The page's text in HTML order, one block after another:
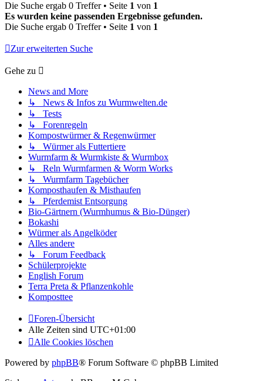
Die Suche ergab 0 Treffer • Seite 1 von 1
Es wurden keine passenden Ergebnisse gefunden.
Die Suche ergab 0 Treffer • Seite 1 von 1
Zur erweiterten Suche
Gehe zu
News and More
↳ News & Infos zu Wurmwelten.de
↳ Tests
↳ Forenregeln
Kompostwürmer & Regenwürmer
↳ Würmer als Futtertiere
Wurmfarm & Wurmkiste & Wurmbox
↳ Reln Wurmfarmen & Worm Works
↳ Wurmfarm Tagebücher
Komposthaufen & Misthaufen
↳ Pferdemist Entsorgung
Bio-Gärtnern (Wurmhumus & Bio-Dünger)
Bokashi
Würmer als Angelköder
Alles andere
↳ Forum Feedback
Schülerprojekte
English Forum
Terra Preta & Pflanzenkohle
Komposttee
Foren-Übersicht
Alle Zeiten sind UTC+01:00
Alle Cookies löschen
Powered by phpBB® Forum Software © phpBB Limited